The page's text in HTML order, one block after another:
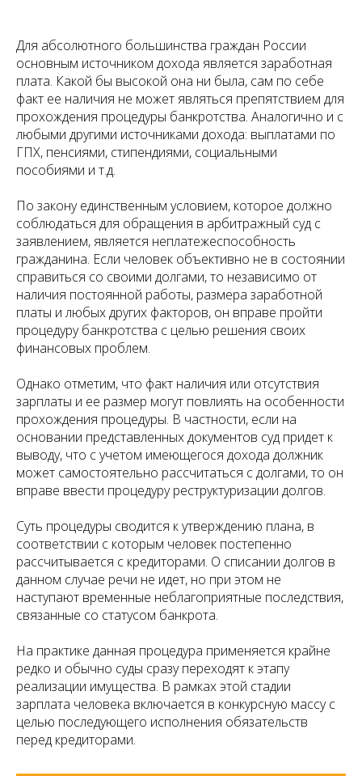
Для абсолютного большинства граждан России
основным источником дохода является заработная
плата. Какой бы высокой она ни была, сам по себе
факт ее наличия не может являться препятствием для
прохождения процедуры банкротства. Аналогично и с
любыми другими источниками дохода: выплатами по
ГПХ, пенсиями, стипендиями, социальными
пособиями и т.д.
По закону единственным условием, которое должно
соблюдаться для обращения в арбитражный суд с
заявлением, является неплатежеспособность
гражданина. Если человек объективно не в состоянии
справиться со своими долгами, то независимо от
наличия постоянной работы, размера заработной
платы и любых других факторов, он вправе пройти
процедуру банкротства с целью решения своих
финансовых проблем.
Однако отметим, что факт наличия или отсутствия
зарплаты и ее размер могут повлиять на особенности
прохождения процедуры. В частности, если на
основании представленных документов суд придет к
выводу, что с учетом имеющегося дохода должник
может самостоятельно рассчитаться с долгами, то он
вправе ввести процедуру реструктуризации долгов.
Суть процедуры сводится к утверждению плана, в
соответствии с которым человек постепенно
рассчитывается с кредиторами. О списании долгов в
данном случае речи не идет, но при этом не
наступают временные неблагоприятные последствия,
связанные со статусом банкрота.
На практике данная процедура применяется крайне
редко и обычно суды сразу переходят к этапу
реализации имущества. В рамках этой стадии
зарплата человека включается в конкурсную массу с
целью последующего исполнения обязательств
перед кредиторами.